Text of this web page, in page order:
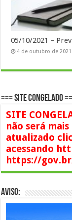
05/10/2021 –
4 de outubro de 2021
=== SITE CONGELADO
SITE
não será
atualizado
acessando
https://
AVISO: